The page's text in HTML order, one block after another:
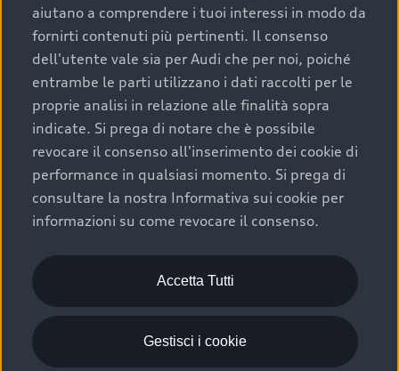
condizioni della carrozzeria e degli interni: una
buona conservazione evidenzia cura e attenzione del
precedente proprietario;
efficienza meccanica: motore, trasmissione e
componenti principali in ottimo stato garantiscono
prestazioni affidabili e sicure.
Acquistare un’auto usata in una Concessionaria ufficiale
Audi che offre l’usato garantito tramite Audi Prima
Scelta :plus, significa affidarsi ad un prodotto che viene
sottoposto a 110 controlli approfonditi e coperto da
garanzia fino a 4 anni per una maggiore tutela del tuo
acquisto.
aiutano a comprendere i tuoi interessi in modo da
fornirti contenuti più pertinenti. Il consenso
dell'utente vale sia per Audi che per noi, poiché
entrambe le parti utilizzano i dati raccolti per le
proprie analisi in relazione alle finalità sopra
indicate. Si prega di notare che è possibile
revocare il consenso all'inserimento dei cookie di
performance in qualsiasi momento. Si prega di
consultare la nostra Informativa sui cookie per
informazioni su come revocare il consenso.
Accetta Tutti
Gestisci i cookie